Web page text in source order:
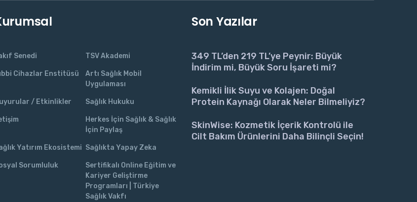
Senedi TSV Akademi
Cihazlar Enstitüsü
Artı Sağlık Mobil
Uygulaması
/ Etkinlikler Sağlık Hukuku
Herkes İçin Sağlık & Sağlık
İçin Paylaş
Yatırım Ekosistemi Sağlıkta Yapay Zeka
Sorumluluk
Sertifikalı Online Eğitim ve
Kariyer Geliştirme
Programları | Türkiye
Sağlık Vakfı
Son Yazılar
349 TL’den 219 TL’ye Peynir: Büyük
İndirim mi, Büyük Soru İşareti mi?
Kemikli İlik Suyu ve Kolajen: Doğal
Protein Kaynağı Olarak Neler Bilmeliyiz?
SkinWise: Kozmetik İçerik Kontrolü ile
Cilt Bakım Ürünlerini Daha Bilinçli Seçin!